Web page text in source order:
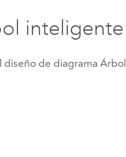
inteligente
diseño de diagrama Árbol